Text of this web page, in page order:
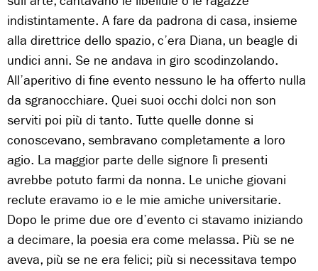
indistintamente. A fare da padrona di casa, insieme
alla direttrice dello spazio, c’era Diana, un beagle di
undici anni. Se ne andava in giro scodinzolando.
All’aperitivo di fine evento nessuno le ha offerto nulla
da sgranocchiare. Quei suoi occhi dolci non son
serviti poi più di tanto. Tutte quelle donne si
conoscevano, sembravano completamente a loro
agio. La maggior parte delle signore lì presenti
avrebbe potuto farmi da nonna. Le uniche giovani
reclute eravamo io e le mie amiche universitarie.
Dopo le prime due ore d’evento ci stavamo iniziando
a decimare, la poesia era come melassa. Più se ne
aveva, più se ne era felici; più si necessitava tempo